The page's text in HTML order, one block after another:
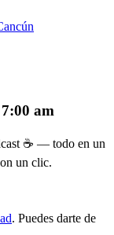
am
☕ — todo en un
un clic.
. Puedes darte de